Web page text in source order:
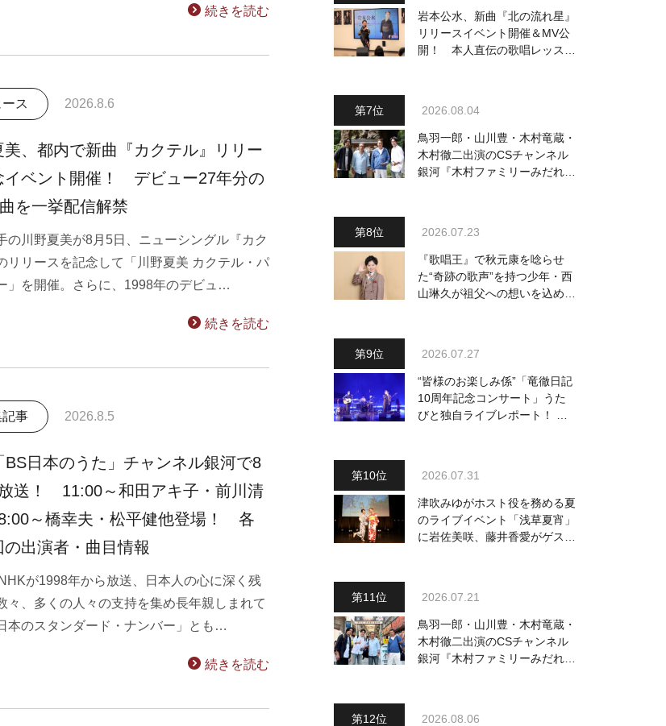
続きを読む
ス 2026.8.6
美、都内で新曲『カクテル』リリー
イベント開催！ デビュー27年分の
を一挙配信解禁
の川野夏美が8月5日、ニューシングル『カク
リリースを記念して「川野夏美 カクテル・パ
」を開催。さらに、1998年のデビュ…
続きを読む
事 2026.8.5
BS日本のうた」チャンネル銀河で8
送！ 11:00～和田アキ子・前川清
～橋幸夫・松平健他登場！ 各
の出演者・曲目情報
が1998年から放送、日本人の心に深く残
々、多くの人々の支持を集め長年親しまれて
本のスタンダード・ナンバー」とも…
続きを読む
岩本公水、新曲『北の流れ星』
リリースイベント開催＆MV公
開！ 本人直伝の歌唱レッスン
2026.08.04
鳥羽一郎・山川豊・木村竜蔵・
木村徹二出演のCSチャンネル
銀河『木村ファミリーみだれ旅
2026.07.23
『歌唱王』で秋元康を唸らせ
た“奇跡の歌声”を持つ少年・西
山琳久が祖父への想いを込めた
いちゃんとの絆を歌った曲を聴
いてください！」
2026.07.27
“皆様のお楽しみ係”「竜徹日記
10周年記念コンサート」うた
びと独自ライブレポート！ 即
2026.07.31
津吹みゆがホスト役を務める夏
のライブイベント「浅草夏宵」
に岩佐美咲、藤井香愛がゲスト
2026.07.21
鳥羽一郎・山川豊・木村竜蔵・
木村徹二出演のCSチャンネル
銀河『木村ファミリーみだれ旅
2026.08.06